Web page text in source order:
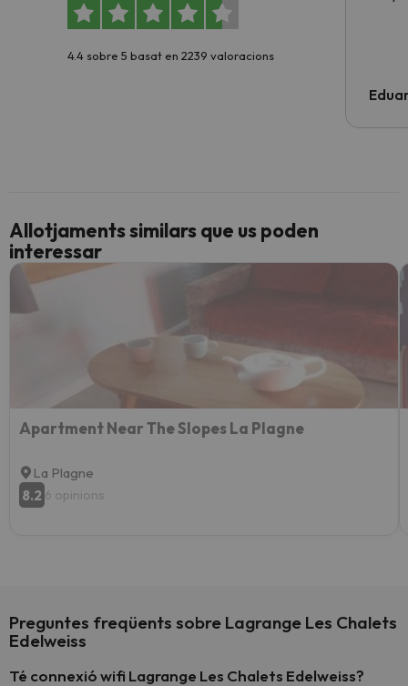
4.4 sobre 5 basat en 2239 valoracions
Allotjaments similars que us poden
interessar
Apartment Near The Slopes La Plagne
La Plagne
8.2 6 opinions
Preguntes freqüents sobre Lagrange Les Chalets
Edelweiss
Té connexió wifi Lagrange Les Chalets Edelweiss?